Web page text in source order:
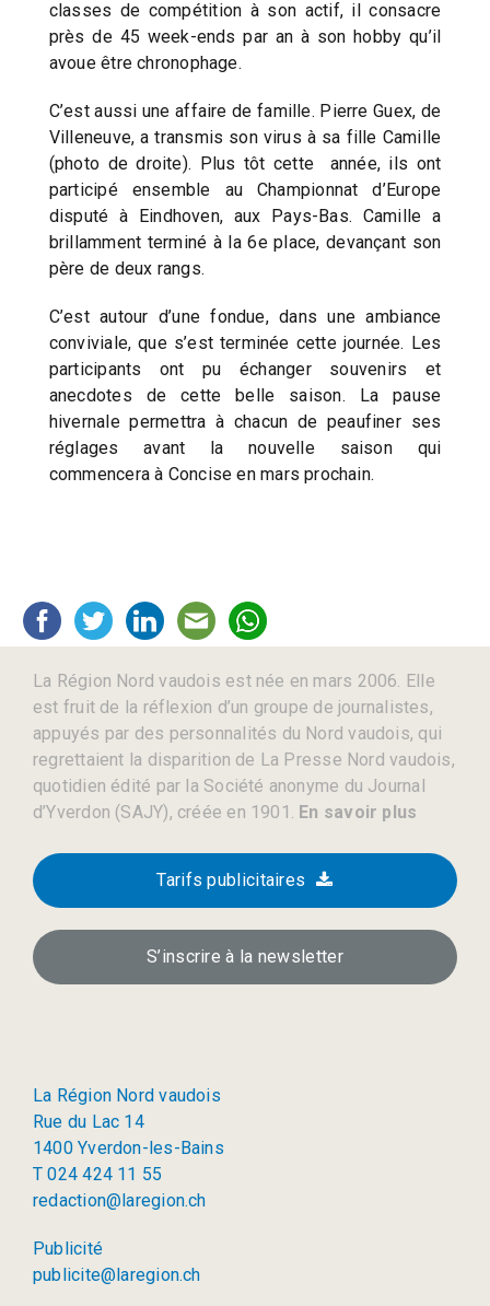
classes de compétition à son actif, il consacre
près de 45 week-ends par an à son hobby qu’il
avoue être chronophage.
C’est aussi une affaire de famille. Pierre Guex, de
Villeneuve, a transmis son virus à sa fille Camille
(photo de droite). Plus tôt cette année, ils ont
participé ensemble au Championnat d’Europe
disputé à Eindhoven, aux Pays-Bas. Camille a
brillamment terminé à la 6e place, devançant son
père de deux rangs.
C’est autour d’une fondue, dans une ambiance
conviviale, que s’est terminée cette journée. Les
participants ont pu échanger souvenirs et
anecdotes de cette belle saison. La pause
hivernale permettra à chacun de peaufiner ses
réglages avant la nouvelle saison qui
commencera à Concise en mars prochain.
La Région Nord vaudois est née en mars 2006. Elle
est fruit de la réflexion d’un groupe de journalistes,
appuyés par des personnalités du Nord vaudois, qui
regrettaient la disparition de La Presse Nord vaudois,
quotidien édité par la Société anonyme du Journal
d’Yverdon (SAJY), créée en 1901. En savoir plus
Tarifs publicitaires
S’inscrire à la newsletter
La Région Nord vaudois
Rue du Lac 14
1400 Yverdon-les-Bains
T 024 424 11 55
redaction@laregion.ch
Publicité
publicite@laregion.ch